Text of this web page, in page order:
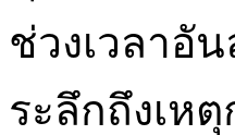
ช่วงเวลาอั
ระลึกถึงเห